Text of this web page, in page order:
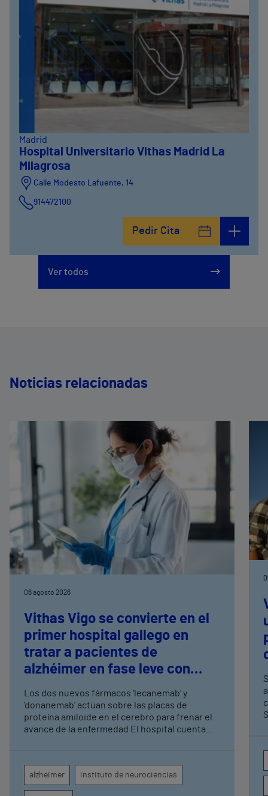
Madrid
Hospital Universitario Vithas Madrid La
Milagrosa
Calle Modesto Lafuente, 14
914472100
Pedir Cita
Ver todos
Noticias relacionadas
06 agosto 2026
Vithas Vigo se convierte en el
primer hospital gallego en
tratar a pacientes de
alzhéimer en fase leve con
terapias antiamiloide
Los dos nuevos fármacos 'lecanemab' y
'donanemab' actúan sobre las placas de
proteína amiloide en el cerebro para frenar el
avance de la enfermedad El hospital cuenta
seguimiento clínico de cada paciente
alzheimer instituto de neurociencias